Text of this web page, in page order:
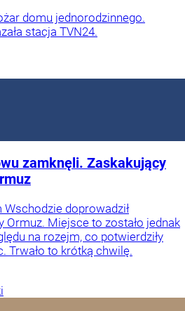
domu jednorodzinnego.
stacja TVN24.
zamknęli. Zaskakujący
doprowadził
Ormuz. Miejsce to zostało jednak
na rozejm, co potwierdziły
Trwało to krótką chwilę.